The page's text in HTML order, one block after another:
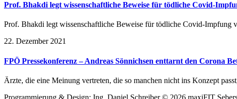
Prof. Bhakdi legt wissenschaftliche Beweise für tödliche Covid-
Prof. Bhakdi legt wissenschaftliche Beweise für tödliche Covid-Impfung
22. Dezember 2021
FPÖ Pressekonferenz – Andreas Sönnichsen enttarnt den Corona
Ärzte, die eine Meinung vertreten, die so manchen nicht ins Konzept
Programmierung & Design: Ing. Daniel Schreiber © 2026 maxiFIT